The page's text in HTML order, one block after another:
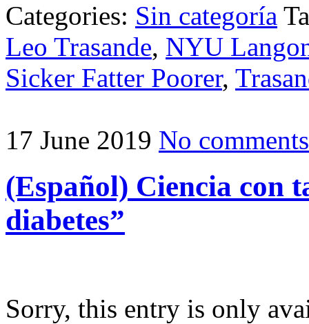
Categories: Sin categoría
Leo Trasande, NYU
Sicker Fatter Poorer,
17 June 2019 No comments
(Español) Ciencia con
diabetes”
Sorry, this entry is only